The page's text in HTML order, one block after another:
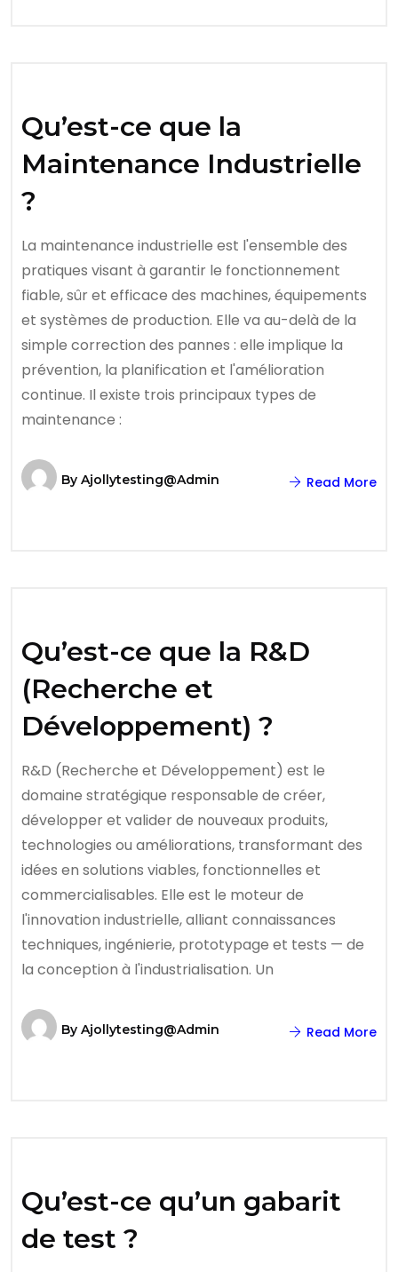
Qu’est-ce que la
Maintenance Industrielle
?
La maintenance industrielle est l'ensemble des
pratiques visant à garantir le fonctionnement
fiable, sûr et efficace des machines, équipements
et systèmes de production. Elle va au-delà de la
simple correction des pannes : elle implique la
prévention, la planification et l'amélioration
continue. Il existe trois principaux types de
maintenance :
By Ajollytesting@admin Read More
Qu’est-ce que la R&D
(Recherche et
Développement) ?
R&D (Recherche et Développement) est le
domaine stratégique responsable de créer,
développer et valider de nouveaux produits,
technologies ou améliorations, transformant des
idées en solutions viables, fonctionnelles et
commercialisables. Elle est le moteur de
l'innovation industrielle, alliant connaissances
techniques, ingénierie, prototypage et tests — de
la conception à l'industrialisation. Un
By Ajollytesting@admin Read More
Qu’est-ce qu’un gabarit
de test ?